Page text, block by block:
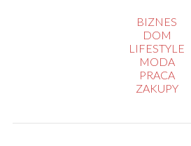
BIZNES
DOM
LIFESTYLE
MODA
PRACA
ZAKUPY